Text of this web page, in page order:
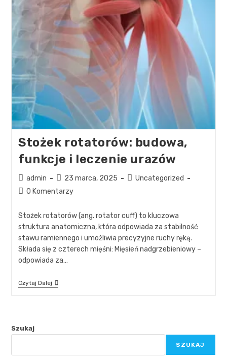
Stożek rotatorów: budowa,
funkcje i leczenie urazów
admin 23 marca, 2025
Uncategorized
0 Komentarzy
Stożek rotatorów (ang. rotator cuff) to kluczowa
struktura anatomiczna, która odpowiada za stabilność
stawu ramiennego i umożliwia precyzyjne ruchy ręką.
Składa się z czterech mięśni: Mięsień nadgrzebieniowy –
odpowiada za…
Czytaj Dalej
Szukaj
SZUKAJ